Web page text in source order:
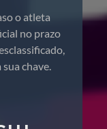
o atleta
no prazo
chave.